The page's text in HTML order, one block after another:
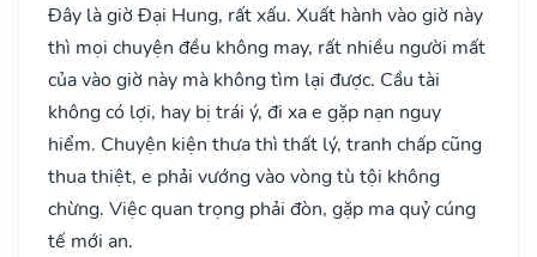
Đây là giờ Đại Hung, rất xấu. Xuất hành vào giờ này
thì mọi chuyện đều không may, rất nhiều người mất
của vào giờ này mà không tìm lại được. Cầu tài
không có lợi, hay bị trái ý, đi xa e gặp nạn nguy
hiểm. Chuyện kiện thưa thì thất lý, tranh chấp cũng
thua thiệt, e phải vướng vào vòng tù tội không
chừng. Việc quan trọng phải đòn, gặp ma quỷ cúng
tế mới an.